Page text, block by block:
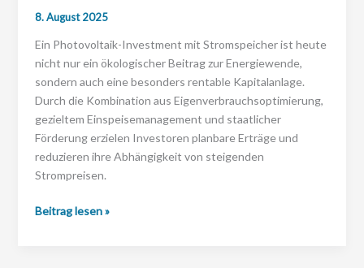
8. August 2025
Ein Photovoltaik-Investment mit Stromspeicher ist heute
nicht nur ein ökologischer Beitrag zur Energiewende,
sondern auch eine besonders rentable Kapitalanlage.
Durch die Kombination aus Eigenverbrauchsoptimierung,
gezieltem Einspeisemanagement und staatlicher
Förderung erzielen Investoren planbare Erträge und
reduzieren ihre Abhängigkeit von steigenden
Strompreisen.
Warum
Beitrag lesen »